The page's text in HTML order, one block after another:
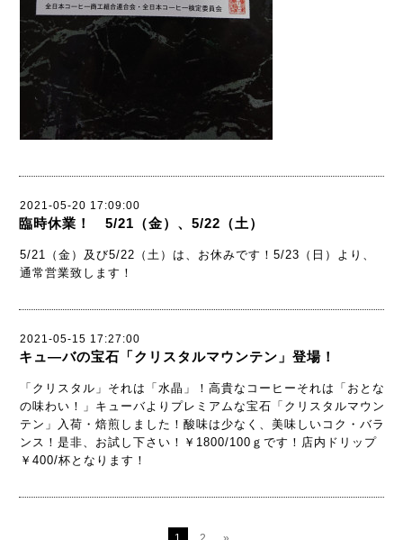
2021-05-20 17:09:00
臨時休業！ 5/21（金）、5/22（土）
5/21（金）及び5/22（土）は、お休みです！5/23（日）より、
通常営業致します！
2021-05-15 17:27:00
キュ―バの宝石「クリスタルマウンテン」登場！
「クリスタル」それは「水晶」！高貴なコーヒーそれは「おとな
の味わい！」キューバよりプレミアムな宝石「クリスタルマウン
テン」入荷・焙煎しました！酸味は少なく、美味しいコク・バラ
ンス！是非、お試し下さい！￥1800/100ｇです！店内ドリップ
￥400/杯となります！